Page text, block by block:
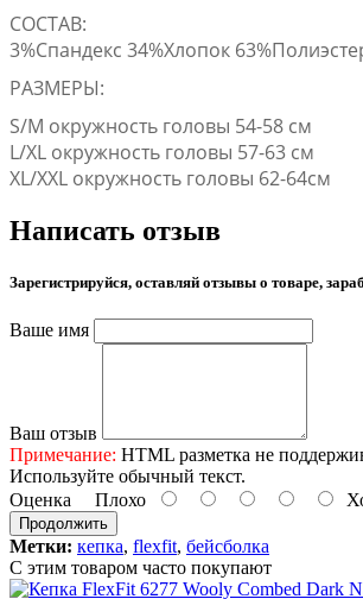
СОСТАВ:
3%Спандекс 34%Хлопок
РАЗМЕРЫ:
S/M окружность головы 54-58 см
L/XL окружность головы 57-63 см
XL/XXL окружность головы 62-64см
Написать отзыв
Зарегистрируйся, оставляй отзывы о товаре,
Ваше имя
Ваш отзыв
Примечание: HTML разметка не
Используйте обычный текст.
Оценка Плохо
Продолжить
Метки: кепка, flexfit, бейсболка
С этим товаром часто покупают